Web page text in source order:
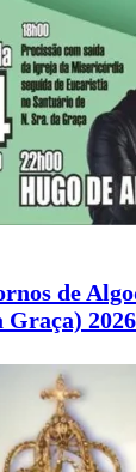
de
Graça) 2026